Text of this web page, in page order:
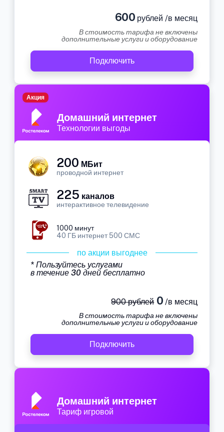
600 рублей /в месяц
В стоимость тарифа не включены
дополнительные услуги и оборудование
Подключить
Домашний интернет
Технологии выгоды
Акция
200 МБит
проводной интернет
225 каналов
интерактивное телевидение
1000 минут
40 ГБ интернет 500 СМС
по акции выгоднее
* Пользуйтесь услугами
в течение 30 дней бесплатно
900 рублей0 /в месяц
В стоимость тарифа не включены
дополнительные услуги и оборудование
Подключить
Домашний интернет
Тариф игровой